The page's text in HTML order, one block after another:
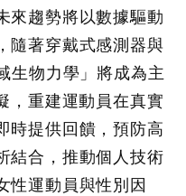
來趨勢將以數據驅動
隨著穿戴式感測器與
生物力學」將成為主
，重建運動員在真實
時提供回饋，預防高
結合，推動個人技術
性運動員與性別因